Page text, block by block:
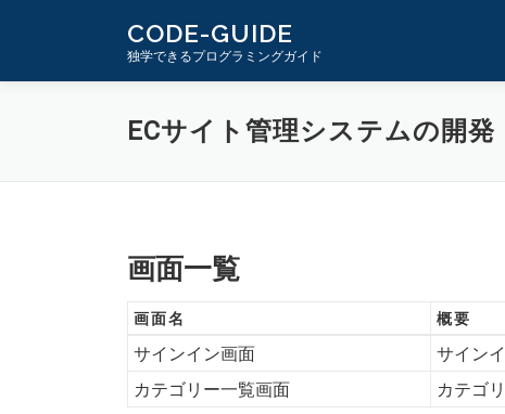
CODE-GUIDE
独学できるプログラミングガイド
ECサイト管理システムの開
画面一覧
画面名 概要
サインイン画面
サイン
カテゴリー一覧画面
カテゴ